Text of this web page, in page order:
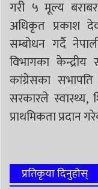
गरी ५ मूल्य
अधिकृत प्रकाश
सम्बोधन गर्दै
विभागका
कांग्रेसका
सरकारले स्वास्थ्य,
प्राथमिकता प्रदान
प्रतिकृया दिनुहोस्